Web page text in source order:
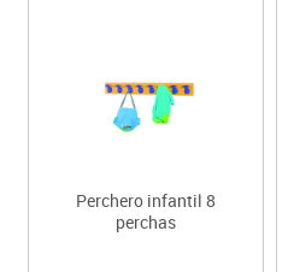
Perchero infantil 8
perchas